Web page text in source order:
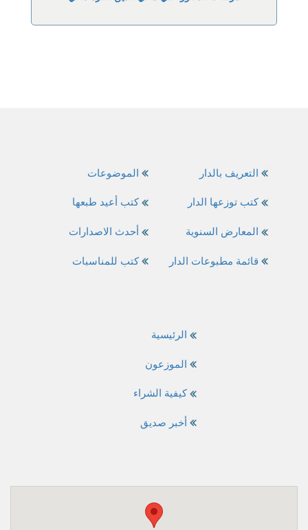
الموضوعات
كتب أعيد طبعها
أحدث الاصدارات
كتب للمناسبات
التعريف بالدار
كتب توزعها الدار
المعارض السنوية
قائمة مطبوعات الدار
الرئيسية
الموزعون
كيفية الشراء
أخبر صديق